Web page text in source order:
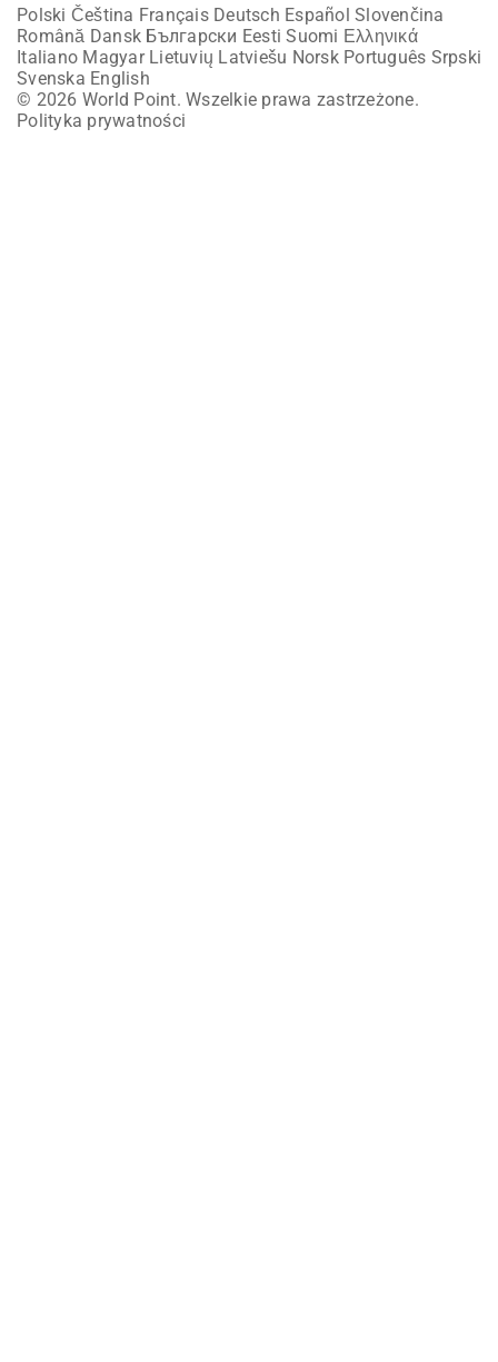
Polski Čeština Français Deutsch Español Slovenčina
Română Dansk Български Eesti Suomi Ελληνικά
Italiano Magyar Lietuvių Latviešu Norsk Português Srpski
Svenska English
© 2026 World Point. Wszelkie prawa zastrzeżone.
Polityka prywatności